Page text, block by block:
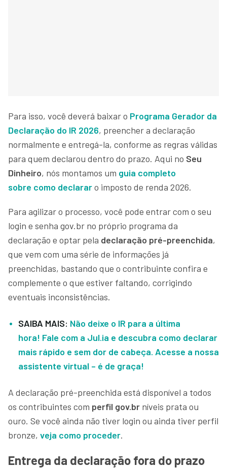
Para isso, você deverá baixar o Programa Gerador da
Declaração do IR 2026, preencher a declaração
normalmente e entregá-la, conforme as regras válidas
para quem declarou dentro do prazo. Aqui no Seu
Dinheiro, nós montamos um guia completo
sobre como declararo imposto de renda 2026.
Para agilizar o processo, você pode entrar com o seu
login e senha gov.br no próprio programa da
declaração e optar pela declaração pré-preenchida,
que vem com uma série de informações já
preenchidas, bastando que o contribuinte confira e
complemente o que estiver faltando, corrigindo
eventuais inconsistências.
SAIBA MAIS: Não deixe o IR para a última
hora! Fale com a Jul.ia e descubra como declarar
mais rápido e sem dor de cabeça. Acesse a nossa
assistente virtual – é de graça!
A declaração pré-preenchida está disponível a todos
os contribuintes com perfil gov.br níveis prata ou
ouro. Se você ainda não tiver login ou ainda tiver perfil
bronze, veja como proceder.
Entrega da declaração fora do prazo